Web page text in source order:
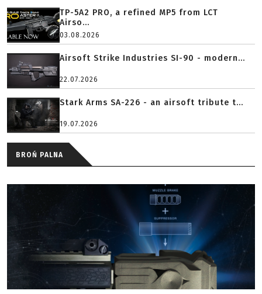
TP-5A2 PRO, a refined MP5 from LCT
Airso...
03.08.2026
Airsoft Strike Industries SI-90 - modern...
22.07.2026
Stark Arms SA-226 - an airsoft tribute t...
19.07.2026
BROŃ PALNA